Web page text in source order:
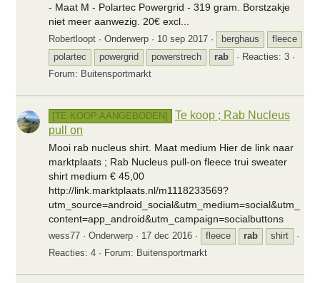
- Maat M - Polartec Powergrid - 319 gram. Borstzakje
niet meer aanwezig. 20€ excl...
Robertloopt Onderwerp 10 sep 2017 berghaus
fleece
polartec
powergrid powerstrech rab
Reacties: 3
Forum: Buitensportmarkt
[TE KOOP AANGEBODEN]
Te koop ; Rab Nucleus
pull on
Mooi rab nucleus shirt. Maat medium Hier de link naar
marktplaats ; Rab Nucleus pull-on fleece trui sweater
shirt medium € 45,00
http://link.marktplaats.nl/m1118233569?
utm_source=android_social&utm_medium=social&utm_
content=app_android&utm_campaign=socialbuttons
wess77 Onderwerp 17 dec 2016 fleece rab
shirt
Reacties: 4
Forum: Buitensportmarkt